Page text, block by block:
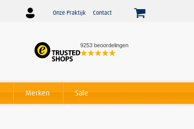
Onze Praktijk Contact
9253 beoordelingen
WinnaarBeslist Webshop
Award voor beste service!
Merken Sale